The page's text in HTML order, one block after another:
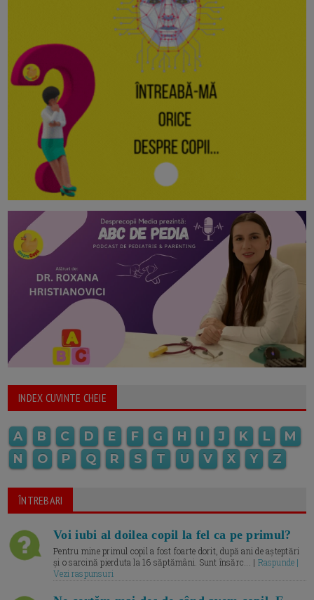
INDEX CUVINTE CHEIE
A B C D E F G H I J K L
M
N
O P Q R S T U V X Y Z
ÎNTREBARI
Voi iubi al doilea copil la fel ca pe primul?
Pentru mine primul copil a fost foarte dorit, după ani de așteptări
și o sarcină pierduta la 16 săptămâni. Sunt însărc... | Raspunde |
Vezi raspunsuri